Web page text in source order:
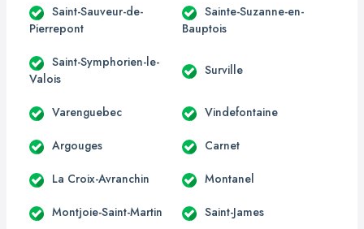
Saint-Sauveur-de-
Pierrepont
Sainte-Suzanne-en-
Bauptois
Saint-Symphorien-le-
Valois
Surville
Varenguebec Vindefontaine
Argouges Carnet
La Croix-Avranchin Montanel
Montjoie-Saint-Martin Saint-James